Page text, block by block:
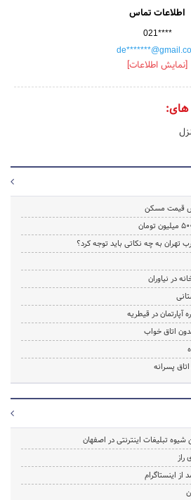
اطلاعات تماس
021****
[نمایش اطلاعات]
قیمت مسکن
تهران به چه نکاتی باید توجه کرد؟
در نیاوران
در قیطریه
تبلیغات اینترنتی در اصفهان
اینستاگرام